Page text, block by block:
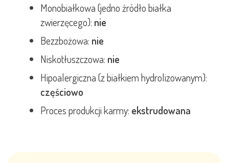
Monobiałkowa (jedno źródło białka
zwierzęcego): nie
Bezzbożowa: nie
Niskotłuszczowa: nie
Hipoalergiczna (z białkiem hydrolizowanym):
częściowo
Proces produkcji karmy: ekstrudowana